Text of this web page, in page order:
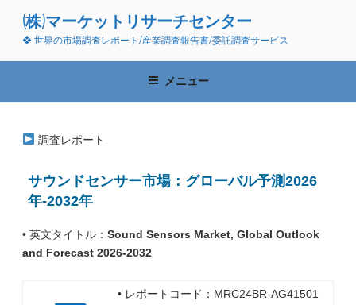
ン
(株)マーケットリサーチセンター
❖ 世界の市場調査レポート/産業調査報告書/委託調査サービス
メニュー
調査レポート
サウンドセンサー市場：グローバル予測2026
年-2032年
• 英文タイトル： Sound Sensors Market, Global Outlook
and Forecast 2026-2032
• レポートコード：MRC24BR-AG41501